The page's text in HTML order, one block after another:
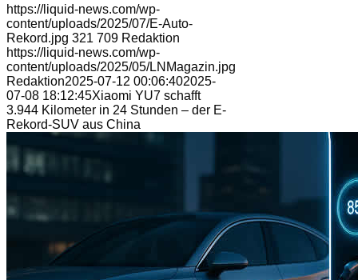
https://liquid-news.com/wp-
content/uploads/2025/07/E-Auto-
Rekord.jpg 321 709 Redaktion
https://liquid-news.com/wp-
content/uploads/2025/05/LNMagazin.jpg
Redaktion2025-07-12 00:06:402025-
07-08 18:12:45Xiaomi YU7 schafft
3.944 Kilometer in 24 Stunden – der E-
Rekord-SUV aus China